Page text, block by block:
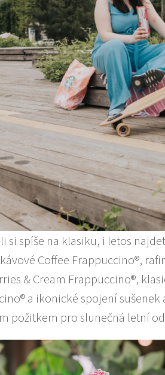
si spíše na klasiku, i letos
Coffee Frappuccino®,
& Cream Frappuccino®,
a ikonické spojení
požitkem pro slunečná letní